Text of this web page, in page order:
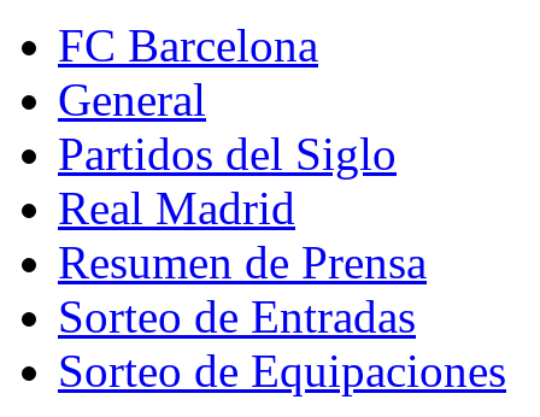
FC Barcelona
General
Partidos del Siglo
Real Madrid
Resumen de Prensa
Sorteo de Entradas
Sorteo de Equipaciones